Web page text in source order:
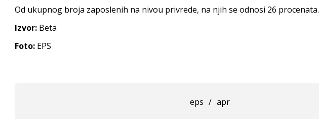
Od ukupnog broja zaposlenih na nivou privrede, na njih se odnosi 26 procenata.
Izvor: Beta
Foto: EPS
eps / apr